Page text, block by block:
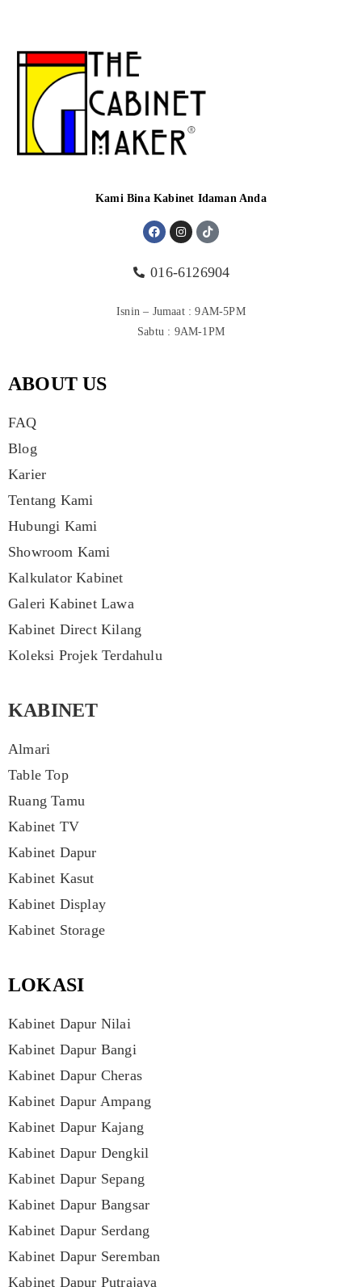
Kami Bina Kabinet Idaman Anda
016-6126904
Isnin – Jumaat : 9AM-5PM
Sabtu : 9AM-1PM
ABOUT US
FAQ
Blog
Karier
Tentang Kami
Hubungi Kami
Showroom Kami
Kalkulator Kabinet
Galeri Kabinet Lawa
Kabinet Direct Kilang
Koleksi Projek Terdahulu
KABINET
Almari
Table Top
Ruang Tamu
Kabinet TV
Kabinet Dapur
Kabinet Kasut
Kabinet Display
Kabinet Storage
LOKASI
Kabinet Dapur Nilai
Kabinet Dapur Bangi
Kabinet Dapur Cheras
Kabinet Dapur Ampang
Kabinet Dapur Kajang
Kabinet Dapur Dengkil
Kabinet Dapur Sepang
Kabinet Dapur Bangsar
Kabinet Dapur Serdang
Kabinet Dapur Seremban
Kabinet Dapur Putrajaya